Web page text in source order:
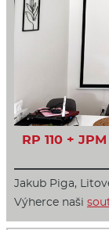
RP 110 +
Jakub Piga,
Výherce naši